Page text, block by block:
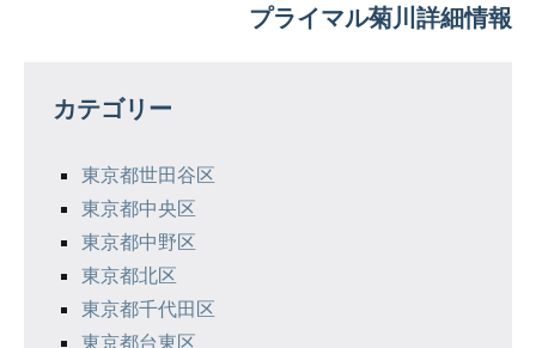
ー
プライマル菊川詳細情報
カテゴリー
東京都世田谷区
東京都中央区
東京都中野区
東京都北区
東京都千代田区
東京都台東区